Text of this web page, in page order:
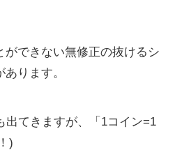
ができない無修正の抜けるシ
ります。
出てきますが、「1コイン=1
)